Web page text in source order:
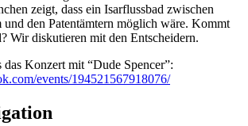
zeigt, dass ein Isarflussbad zwischen
und den Patentämtern möglich wäre. Kommt
Wir diskutieren mit den Entscheidern.
Konzert mit “Dude Spencer”:
events/194521567918076/